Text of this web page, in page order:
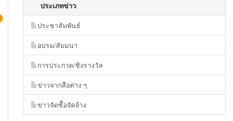
ประเภทข่าว
ประชาสัมพันธ์
อบรม/สัมมนา
การประกวด/ชิงรางวัล
ข่าวจากสือต่าง ๆ
ข่าวจัดซื้อจัดจ้าง